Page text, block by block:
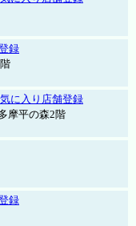
録
に入り店舗登録
摩平の森2階
録